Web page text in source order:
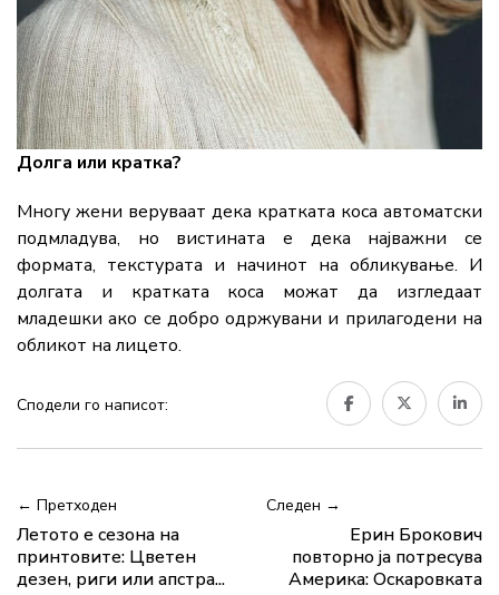
Долга или кратка?
Многу жени веруваат дека кратката коса автоматски
подмладува, но вистината е дека најважни се
формата, текстурата и начинот на обликување. И
долгата и кратката коса можат да изгледаат
младешки ако се добро одржувани и прилагодени на
обликот на лицето.
Сподели го написот:
← Претходен
Летото е сезона на
принтовите: Цветен
дезен, риги или апстра...
Следен →
Ерин Брокович
повторно ја потресува
Америка: Оскаровката